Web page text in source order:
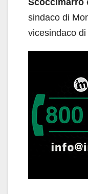
Scoccimarro
sindaco di
vicesindaco di